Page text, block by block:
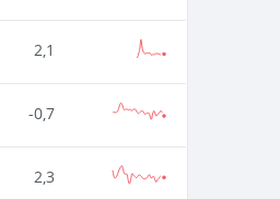
2,1
-0,7
2,3